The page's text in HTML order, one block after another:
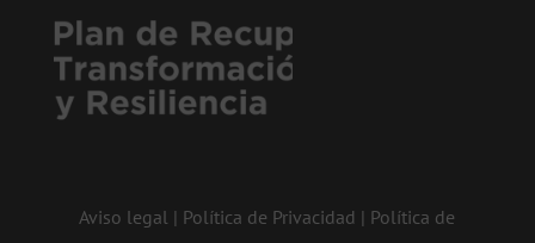
Aviso legal | Política de Privacidad | Política de